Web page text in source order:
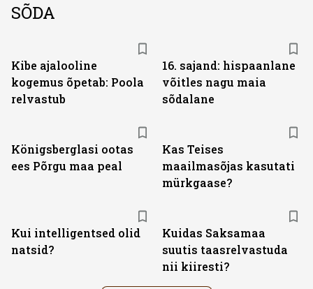
SÕDA
Kibe ajalooline
kogemus õpetab: Poola
relvastub
16. sajand: hispaanlane
võitles nagu maia
sõdalane
Königsberglasi ootas
ees Põrgu maa peal
Kas Teises
maailmasõjas kasutati
mürkgaase?
Kui intelligentsed olid
natsid?
Kuidas Saksamaa
suutis taasrelvastuda
nii kiiresti?